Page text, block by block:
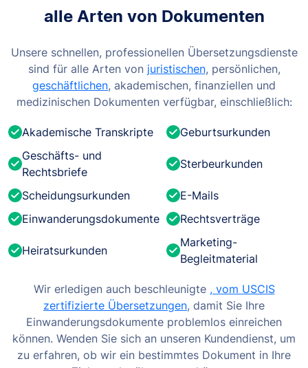
alle Arten von Dokumenten
Unsere schnellen, professionellen Übersetzungsdienste
sind für alle Arten von juristischen, persönlichen,
geschäftlichen, akademischen, finanziellen und
medizinischen Dokumenten verfügbar, einschließlich:
Akademische Transkripte
Geburtsurkunden
Geschäfts- und
Rechtsbriefe
Sterbeurkunden
Scheidungsurkunden
E-Mails
Einwanderungsdokumente
Rechtsverträge
Heiratsurkunden
Marketing-
Begleitmaterial
Wir erledigen auch beschleunigte , vom USCIS
zertifizierte Übersetzungen, damit Sie Ihre
Einwanderungsdokumente problemlos einreichen
können. Wenden Sie sich an unseren Kundendienst, um
zu erfahren, ob wir ein bestimmtes Dokument in Ihre